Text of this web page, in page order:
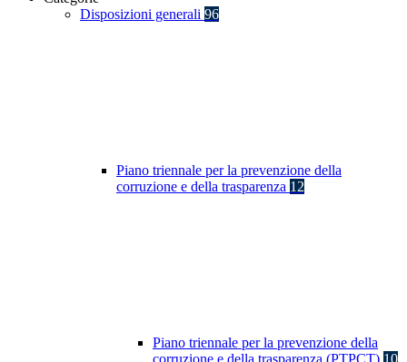
Disposizioni generali 96
Piano triennale per la prevenzione della
corruzione e della trasparenza 12
Piano triennale per la prevenzione della